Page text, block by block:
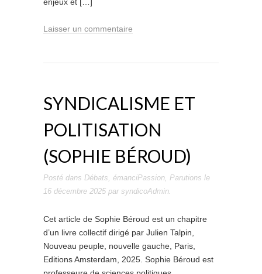
Laisser un commentaire
SYNDICALISME ET
POLITISATION
(SOPHIE BÉROUD)
Posté dans Débats, émanciPassion, Parutions le
16 décembre 2025 par syndicoAdmin.
Cet article de Sophie Béroud est un chapitre
d’un livre collectif dirigé par Julien Talpin,
Nouveau peuple, nouvelle gauche, Paris,
Editions Amsterdam, 2025. Sophie Béroud est